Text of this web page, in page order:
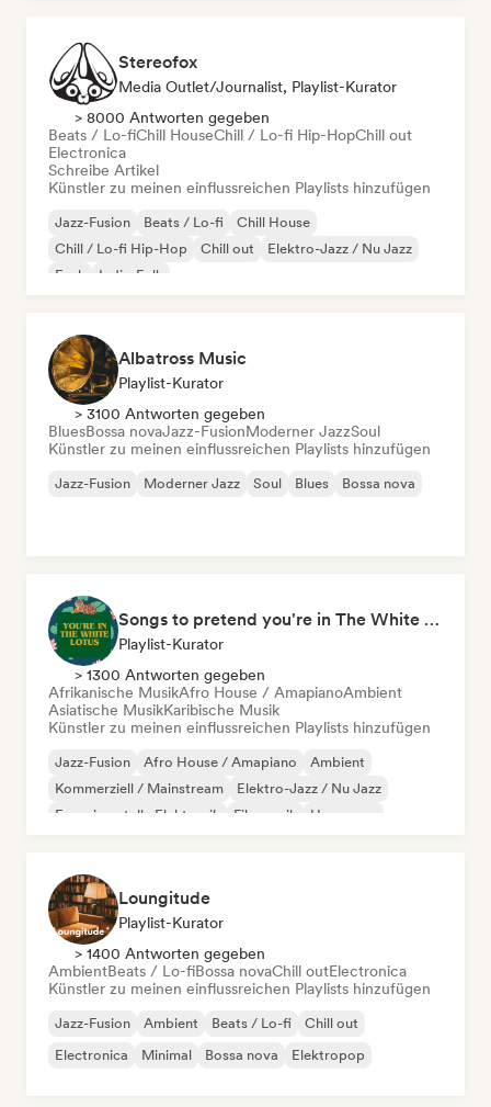
Stereofox
Media Outlet/Journalist, Playlist-Kurator
> 8000 Antworten gegeben
Beats / Lo-fiChill HouseChill / Lo-fi Hip-HopChill out
Electronica
Schreibe Artikel
Künstler zu meinen einflussreichen Playlists hinzufügen
Jazz-Fusion Beats / Lo-fi
Chill House
Chill / Lo-fi Hip-Hop
Chill out
Elektro-Jazz / Nu Jazz
Funk
Indie-Folk
Albatross Music
Playlist-Kurator
> 3100 Antworten gegeben
BluesBossa novaJazz-FusionModerner JazzSoul
Künstler zu meinen einflussreichen Playlists hinzufügen
Jazz-Fusion Moderner Jazz Soul Blues Bossa nova
Songs to pretend you're in The White Lotus
Playlist-Kurator
> 1300 Antworten gegeben
Afrikanische MusikAfro House / AmapianoAmbient
Asiatische MusikKaribische Musik
Künstler zu meinen einflussreichen Playlists hinzufügen
Jazz-Fusion Afro House / Amapiano
Ambient
Kommerziell / Mainstream
Elektro-Jazz / Nu Jazz
Experimentelle Elektronik
Filmmusik Hyperpop
Loungitude
Playlist-Kurator
> 1400 Antworten gegeben
AmbientBeats / Lo-fiBossa novaChill outElectronica
Künstler zu meinen einflussreichen Playlists hinzufügen
Jazz-Fusion Ambient Beats / Lo-fi
Chill out
Electronica
Minimal Bossa nova Elektropop